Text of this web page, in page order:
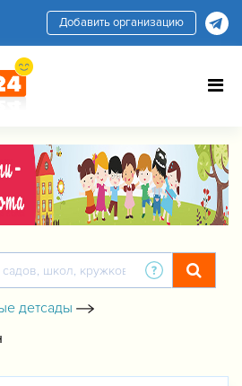
Добавить организацию
детсады